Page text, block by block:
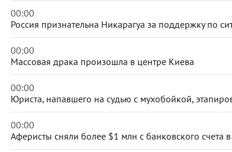
00:00
Россия признательна Никарагуа за поддержку по
00:00
Массовая драка произошла в центре Киева
00:00
Юриста, напавшего на судью с мухобойкой,
00:00
Аферисты сняли более $1 млн с банковского счета